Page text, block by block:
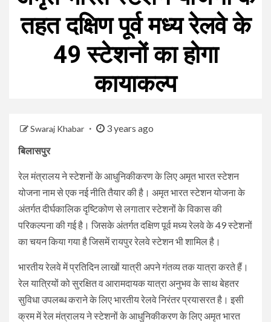
तहत दक्षिण पूर्व मध्य रेलवे के
49 स्टेशनों का होगा
कायाकल्प
Swaraj Khabar
3 years ago
बिलासपुर
रेल मंत्रालय ने स्टेशनों के आधुनिकीकरण के लिए अमृत भारत स्टेशन
योजना नाम से एक नई नीति तैयार की है। अमृत भारत स्टेशन योजना के
अंतर्गत दीर्घकालिक दृष्टिकोण से लगातार स्टेशनों के विकास की
परिकल्पना की गई है। जिसके अंतर्गत दक्षिण पूर्व मध्य रेलवे के 49 स्टेशनों
का चयन किया गया है जिसमें रायपुर रेलवे स्टेशन भी शामिल है।
भारतीय रेलवे में प्रतिदिन लाखों यात्री अपने गंतव्य तक यात्रा करते हैं।
रेल यात्रियों को सुरक्षित व आरामदायक यात्रा अनुभव के साथ बेहतर
सुविधा उपलब्ध कराने के लिए भारतीय रेलवे निरंतर प्रयासरत है। इसी
क्रम में रेल मंत्रालय ने स्टेशनों के आधुनिकीकरण के लिए अमृत भारत